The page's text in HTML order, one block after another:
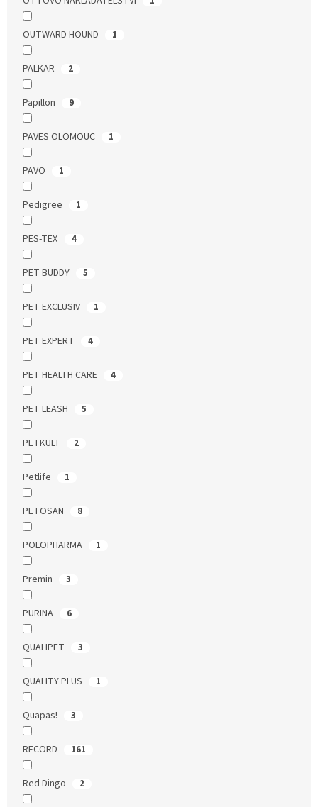
OUTWARD HOUND 1
PALKAR 2
Papillon 9
PAVES OLOMOUC 1
PAVO 1
Pedigree 1
PES-TEX 4
PET BUDDY 5
PET EXCLUSIV 1
PET EXPERT 4
PET HEALTH CARE 4
PET LEASH 5
PETKULT 2
Petlife 1
PETOSAN 8
POLOPHARMA 1
Premin 3
PURINA 6
QUALIPET 3
QUALITY PLUS 1
Quapas! 3
RECORD 161
Red Dingo 2